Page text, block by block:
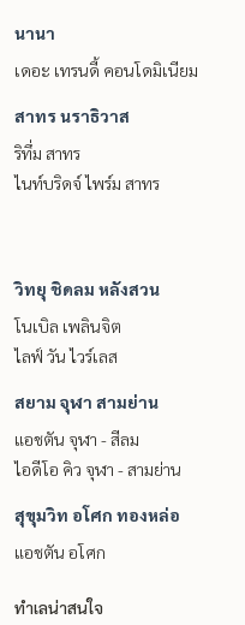
นานา
เดอะ เทรนดี้ คอนโดมิเนียม
สาทร นราธิวาส
ริทึ่ม สาทร
ไนท์บริดจ์ ไพร์ม สาทร
วิทยุ ชิดลม หลังสวน
โนเบิล เพลินจิต
ไลฟ์ วัน ไวร์เลส
สยาม จุฬา สามย่าน
แอชตัน จุฬา - สีลม
ไอดีโอ คิว จุฬา - สามย่าน
สุขุมวิท อโศก ทองหล่อ
แอชตัน อโศก
ทำเลน่าสนใจ